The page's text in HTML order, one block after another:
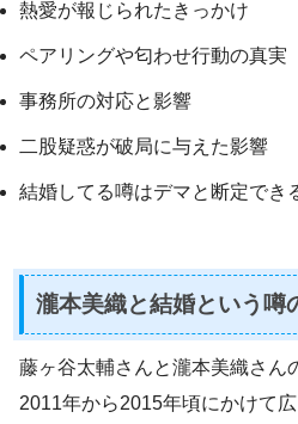
熱愛が報じられたきっかけ
ペアリングや匂わせ行動の真実
事務所の対応と影響
二股疑惑が破局に与えた影響
結婚してる噂はデマと断定でき
瀧本美織と結婚という噂
藤ヶ谷太輔さんと瀧本美織さん
2011年から2015年頃にかけて